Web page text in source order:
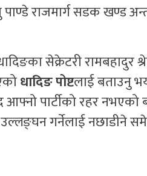
राजमार्ग सडक खण्ड
सेक्रेटरी रामबहादुर
धादिङ पोष्टलाई बताउनु
आफ्नो पार्टीको रहर नभएको
गर्नेलाई नछाडीने